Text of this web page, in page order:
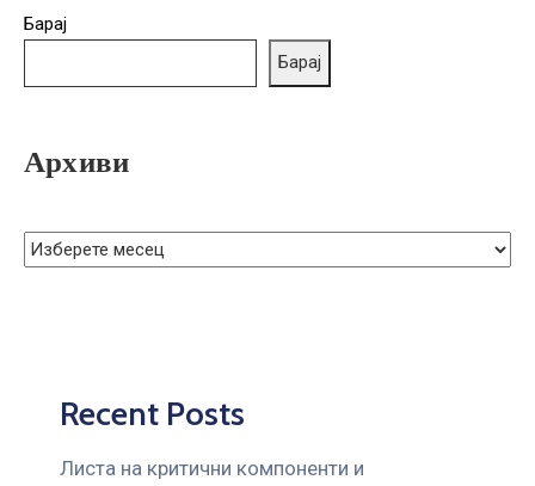
ПАЗАР
ГРИЖА
Барај
Барај
Архиви
Recent Posts
Листа на критични компоненти и